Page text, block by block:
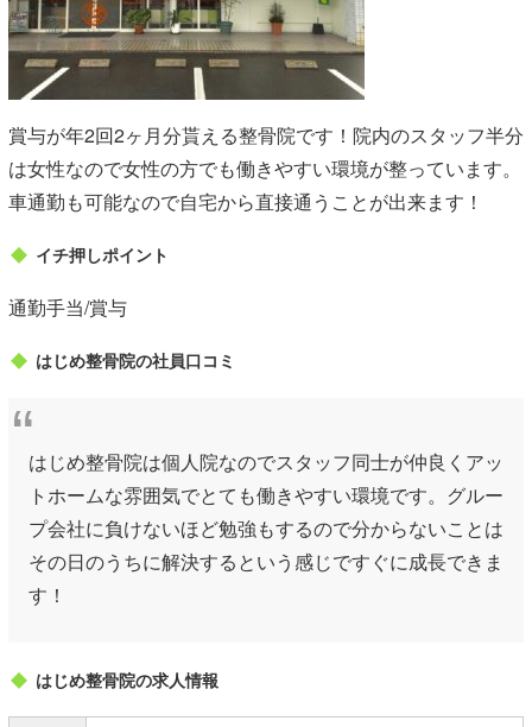
賞与が年2回2ヶ月分貰える整骨院です！院内のスタッフ半分
は女性なので女性の方でも働きやすい環境が整っています。
車通勤も可能なので自宅から直接通うことが出来ます！
イチ押しポイント
通勤手当/賞与
はじめ整骨院の社員口コミ
はじめ整骨院は個人院なのでスタッフ同士が仲良くアッ
トホームな雰囲気でとても働きやすい環境です。グルー
プ会社に負けないほど勉強もするので分からないことは
その日のうちに解決するという感じですぐに成長できま
す！
はじめ整骨院の求人情報